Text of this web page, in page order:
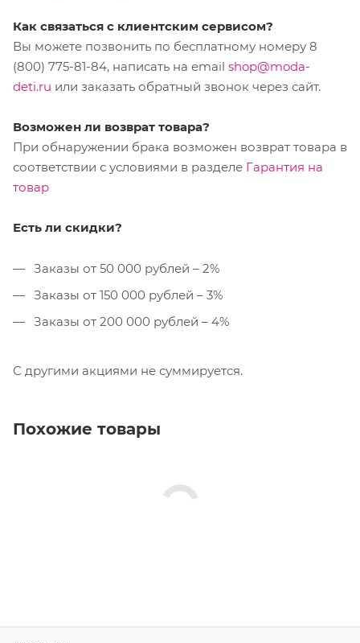
Как связаться с клиентским сервисом?
Вы можете позвонить по бесплатному номеру 8
(800) 775-81-84, написать на email shop@moda-
deti.ru или заказать обратный звонок через сайт.
Возможен ли возврат товара?
При обнаружении брака возможен возврат товара в
соответствии с условиями в разделе Гарантия на
товар
Есть ли скидки?
Заказы от 50 000 рублей – 2%
Заказы от 150 000 рублей – 3%
Заказы от 200 000 рублей – 4%
С другими акциями не суммируется.
Похожие товары